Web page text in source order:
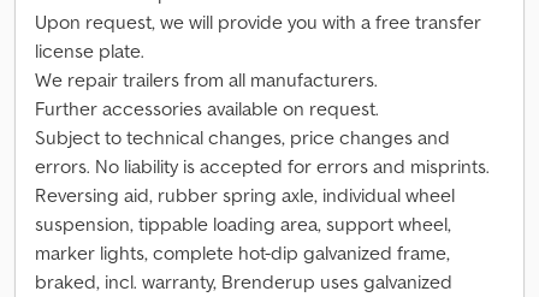
Upon request, we will provide you with a free transfer
license plate.
We repair trailers from all manufacturers.
Further accessories available on request.
Subject to technical changes, price changes and
errors. No liability is accepted for errors and misprints.
Reversing aid, rubber spring axle, individual wheel
suspension, tippable loading area, support wheel,
marker lights, complete hot-dip galvanized frame,
braked, incl. warranty, Brenderup uses galvanized